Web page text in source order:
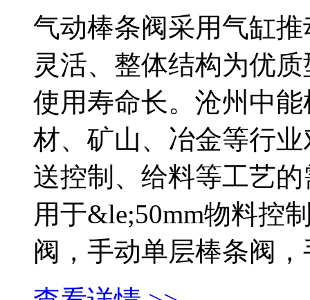
气动棒条阀采用气缸
灵活、整体结构为优
使用寿命长。沧州中
材、矿山、冶金等行
送控制、给料等工艺
用于&le;50mm物料控
阀，手动单层棒条阀